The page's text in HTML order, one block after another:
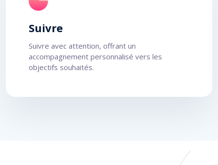
Suivre
Suivre avec attention, offrant un
accompagnement personnalisé vers les
objectifs souhaités.